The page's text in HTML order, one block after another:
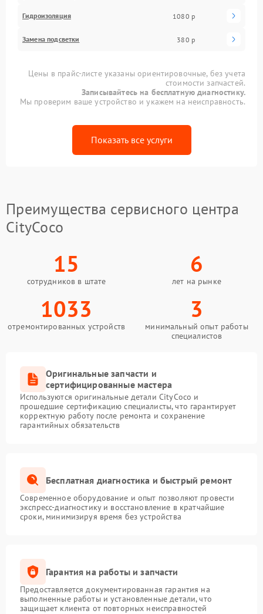
Гидроизоляция 1080 р
Замена подсветки 380 р
Цены в прайс-листе указаны ориентировочные, без учета
стоимости запчастей.
Записывайтесь на бесплатную диагностику.
Мы проверим ваше устройство и укажем на неисправность.
Показать все услуги
Преимущества сервисного центра
CityCoco
15
сотрудников в штате
6
лет на рынке
1033
отремонтированных устройств
3
минимальный опыт работы
специалистов
Оригинальные запчасти и
сертифицированные мастера
Используются оригинальные детали CityCoco и
прошедшие сертификацию специалисты, что гарантирует
корректную работу после ремонта и сохранение
гарантийных обязательств
Бесплатная диагностика и быстрый ремонт
Современное оборудование и опыт позволяют провести
экспресс-диагностику и восстановление в кратчайшие
сроки, минимизируя время без устройства
Гарантия на работы и запчасти
Предоставляется документированная гарантия на
выполненные работы и установленные детали, что
защищает клиента от повторных неисправностей